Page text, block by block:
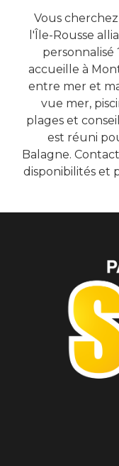
Vous
l'Île-Rousse
personnalisé
accueille à
entre mer et
vue mer,
plages et
est réuni
Balagne.
disponibilités et